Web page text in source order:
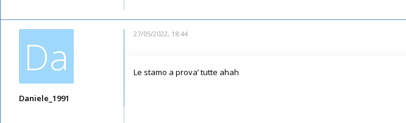
Da
Daniele_1991
27/05/2022, 18:44
Le stamo a prova’ tutte ahah